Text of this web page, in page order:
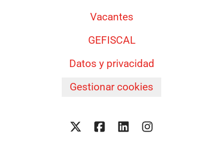
Vacantes
GEFISCAL
Datos y privacidad
Gestionar cookies